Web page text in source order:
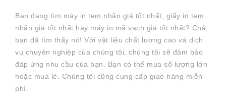
Bạn đang tìm máy in tem nhãn giá tốt nhất, giấy in tem
nhãn giá tốt nhất hay máy in mã vạch giá tốt nhất? Chà,
bạn đã tìm thấy nó! Với vật liệu chất lượng cao và dịch
vụ chuyên nghiệp của chúng tôi, chúng tôi sẽ đảm bảo
đáp ứng nhu cầu của bạn. Bạn có thể mua số lượng lớn
hoặc mua lẻ. Chúng tôi cũng cung cấp giao hàng miễn
phí.